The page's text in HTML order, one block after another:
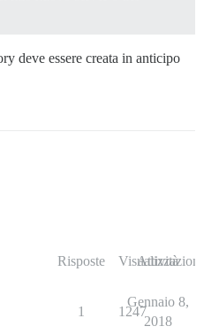
deve essere creata in anticipo
Risposte Visualizzazioni
Attività
1 1247
Gennaio 8,
2018